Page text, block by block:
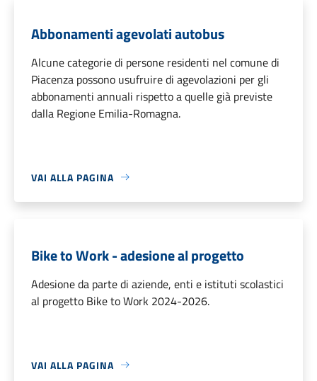
Abbonamenti agevolati autobus
Alcune categorie di persone residenti nel comune di
Piacenza possono usufruire di agevolazioni per gli
abbonamenti annuali rispetto a quelle già previste
dalla Regione Emilia-Romagna.
VAI ALLA PAGINA
Bike to Work - adesione al progetto
Adesione da parte di aziende, enti e istituti scolastici
al progetto Bike to Work 2024-2026.
VAI ALLA PAGINA